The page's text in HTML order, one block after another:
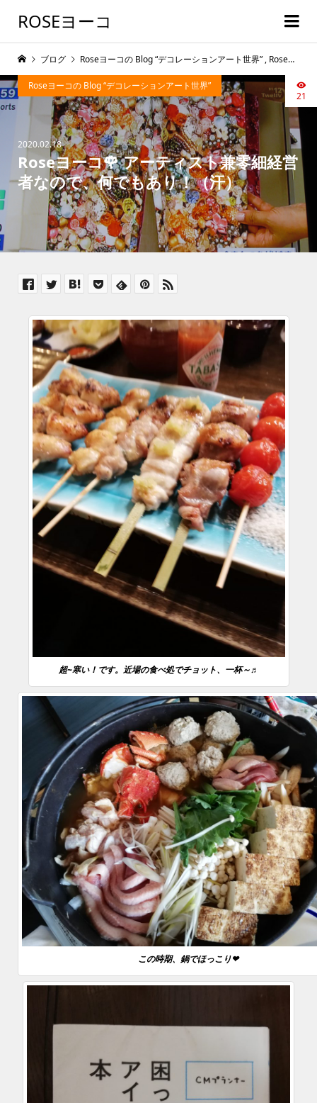
ROSEヨーコ
2020.02.18
Roseヨーコ🌹 アーティスト兼零細経営
者なので、何でもあり！（汗）
Roseヨーコの Blog “デコレーションアート世界”
21
ブログ Roseヨーコの Blog “デコレーションアート世界” , Roseヨーコの開運デコレシピ
超~寒い！です。近場の食べ処でチョット、一杯～♬
この時期、鍋でほっこり❤